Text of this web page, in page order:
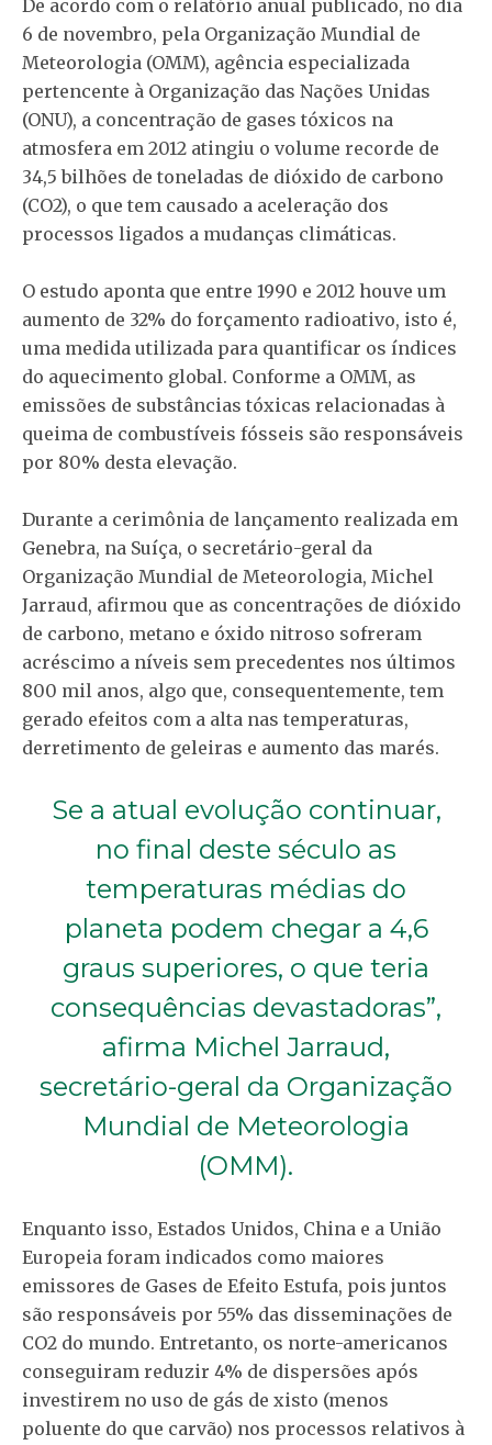
De acordo com o relatório anual publicado, no dia
6 de novembro, pela Organização Mundial de
Meteorologia (OMM), agência especializada
pertencente à Organização das Nações Unidas
(ONU), a concentração de gases tóxicos na
atmosfera em 2012 atingiu o volume recorde de
34,5 bilhões de toneladas de dióxido de carbono
(CO2), o que tem causado a aceleração dos
processos ligados a mudanças climáticas.
O estudo aponta que entre 1990 e 2012 houve um
aumento de 32% do forçamento radioativo, isto é,
uma medida utilizada para quantificar os índices
do aquecimento global. Conforme a OMM, as
emissões de substâncias tóxicas relacionadas à
queima de combustíveis fósseis são responsáveis
por 80% desta elevação.
Durante a cerimônia de lançamento realizada em
Genebra, na Suíça, o secretário-geral da
Organização Mundial de Meteorologia, Michel
Jarraud, afirmou que as concentrações de dióxido
de carbono, metano e óxido nitroso sofreram
acréscimo a níveis sem precedentes nos últimos
800 mil anos, algo que, consequentemente, tem
gerado efeitos com a alta nas temperaturas,
derretimento de geleiras e aumento das marés.
Se a atual evolução continuar,
no final deste século as
temperaturas médias do
planeta podem chegar a 4,6
graus superiores, o que teria
consequências devastadoras”,
afirma Michel Jarraud,
secretário-geral da Organização
Mundial de Meteorologia
(OMM).
Enquanto isso, Estados Unidos, China e a União
Europeia foram indicados como maiores
emissores de Gases de Efeito Estufa, pois juntos
são responsáveis por 55% das disseminações de
CO2 do mundo. Entretanto, os norte-americanos
conseguiram reduzir 4% de dispersões após
investirem no uso de gás de xisto (menos
poluente do que carvão) nos processos relativos à